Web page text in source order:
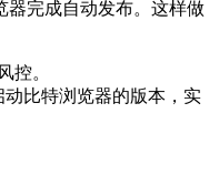
器完成自动发布。这样做
控。
动比特浏览器的版本，实